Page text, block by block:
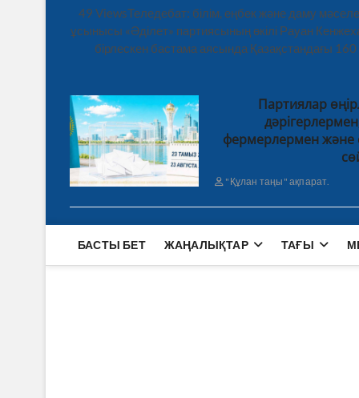
49 ViewsТеледебат: білім, еңбек және даму
ұсынысы «Әділет» партиясының өкілі Рауан
бірлескен бастама аясында Қазақстандағы
Партиялар
фермерлермен және
"Құлан таңы" ақпарат.
БАСТЫ БЕТ ЖАҢАЛЫҚТАР ТАҒЫ